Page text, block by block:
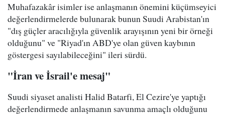
Muhafazakâr isimler ise anlaşmanın önemini küçümseyici
değerlendirmelerde bulunarak bunun Suudi Arabistan'ın
"dış güçler aracılığıyla güvenlik arayışının yeni bir örneği
olduğunu" ve "Riyad'ın ABD'ye olan güven kaybının
göstergesi sayılabileceğini" ileri sürdü.
"İran ve İsrail'e mesaj"
Suudi siyaset analisti Halid Batarfi, El Cezire'ye yaptığı
değerlendirmede anlaşmanın savunma amaçlı olduğunu